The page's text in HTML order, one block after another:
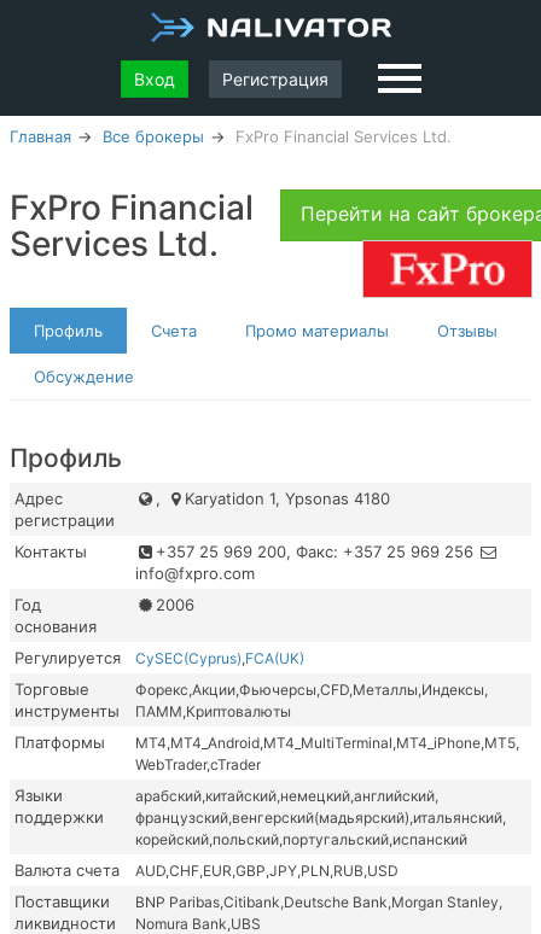
Вход Регистрация
Главная Все брокеры FxPro Financial Services Ltd.
FxPro Financial
Services Ltd.
Перейти на сайт
Профиль Счета Промо материалы Отзывы
Обсуждение
Профиль
Адрес
регистрации
, Karyatidon 1, Ypsonas 4180
Контакты
+357 25 969 200, Факс: +357 25 969 256
info@fxpro.com
Год
основания
2006
Регулируется CySEC(Cyprus) FCA(UK)
Торговые
инструменты
Форекс Акции Фьючерсы CFD Металлы Индексы
ПАММ Криптовалюты
Платформы MT4 MT4_Android MT4_MultiTerminal MT4_iPhone MT5
WebTrader cTrader
Языки
поддержки
арабский китайский немецкий английский
французский венгерский(мадьярский) итальянский
корейский польский португальский испанский
Валюта счета AUD CHF EUR GBP JPY PLN RUB USD
Поставщики
ликвидности
BNP Paribas Citibank Deutsche Bank Morgan Stanley
Nomura Bank UBS